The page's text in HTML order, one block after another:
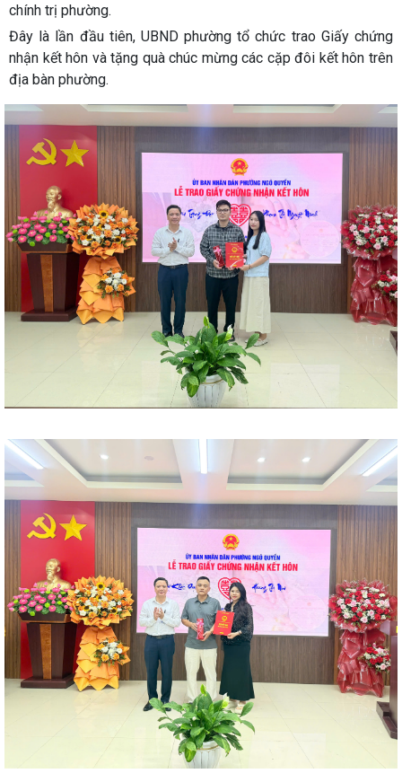
chính trị phường.
Đây là lần đầu tiên, UBND phường tổ chức trao Giấy chứng
nhận kết hôn và tặng quà chúc mừng các cặp đôi kết hôn trên
địa bàn phường.